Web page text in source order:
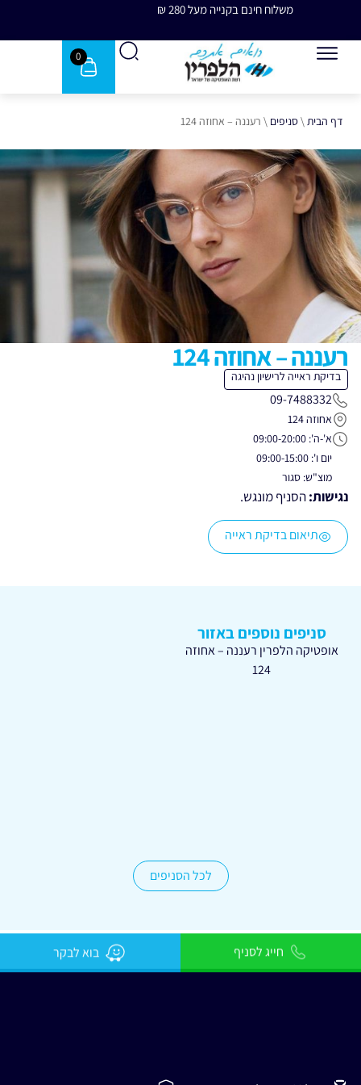
משלוח חינם בקנייה מעל 280 ₪
0
דף הבית \סניפים \ רעננה – אחוזה 124
רעננה – אחוזה 124
בדיקת ראייה לרישיון נהיגה
09-7488332
אחוזה 124
א'-ה': 09:00-20:00
יום ו': 09:00-15:00
מוצ"ש: סגור
נגישות:הסניף מונגש.
תיאום בדיקת ראייה
סניפים נוספים באזור
אופטיקה הלפרין רעננה – אחוזה
124
לכל הסניפים
חייג לסניף בוא לבקר